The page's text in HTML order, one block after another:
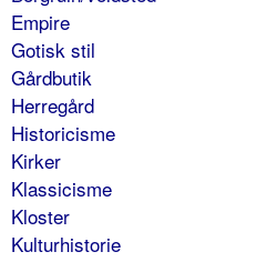
Empire
Gotisk stil
Gårdbutik
Herregård
Historicisme
Kirker
Klassicisme
Kloster
Kulturhistorie